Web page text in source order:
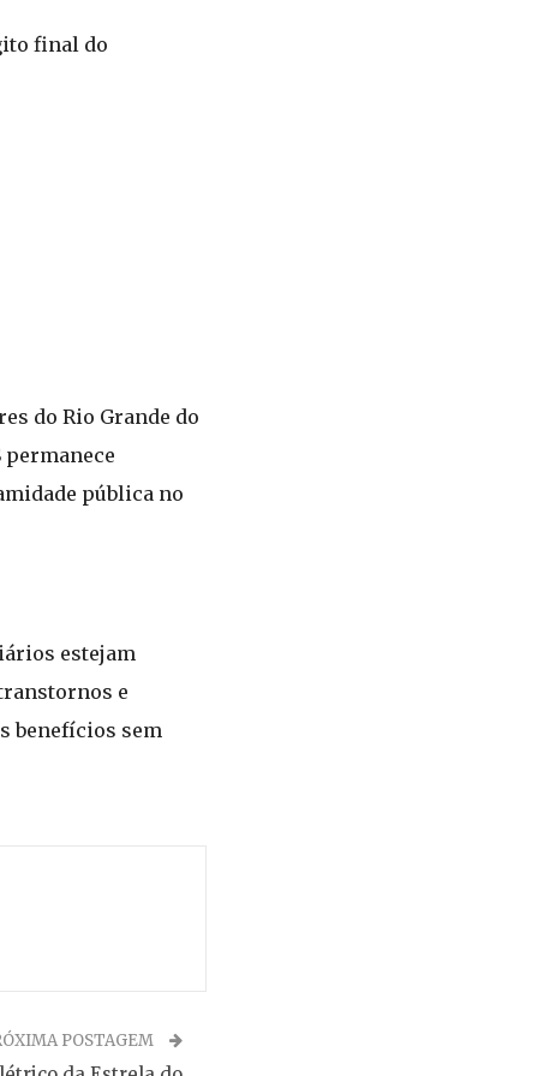
final do
do Rio Grande do
permanece
pública no
estejam
e
benefícios sem
POSTAGEM